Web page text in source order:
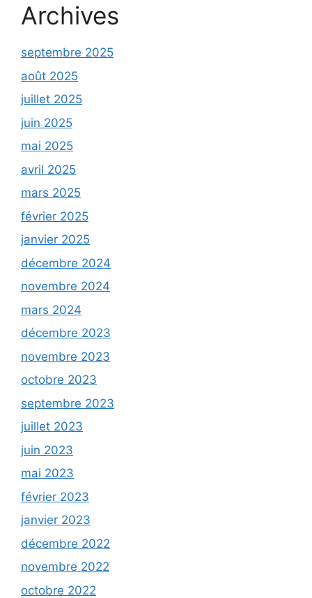
Archives
septembre 2025
août 2025
juillet 2025
juin 2025
mai 2025
avril 2025
mars 2025
février 2025
janvier 2025
décembre 2024
novembre 2024
mars 2024
décembre 2023
novembre 2023
octobre 2023
septembre 2023
juillet 2023
juin 2023
mai 2023
février 2023
janvier 2023
décembre 2022
novembre 2022
octobre 2022